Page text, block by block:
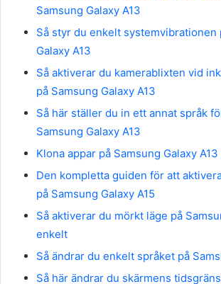
Samsung Galaxy A13
Så styr du enkelt systemvibrationen
Galaxy A13
Så aktiverar du kamerablixten vid
på Samsung Galaxy A13
Så här ställer du in ett annat språk
Samsung Galaxy A13
Klona appar på Samsung Galaxy
Den kompletta guiden för att
på Samsung Galaxy A15
Så aktiverar du mörkt läge på
enkelt
Så ändrar du enkelt språket på
Så här ändrar du skärmens